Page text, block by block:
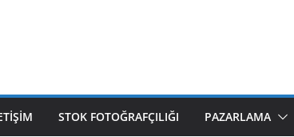
STOK FOTOĞRAFÇILIĞI PAZARLAMA